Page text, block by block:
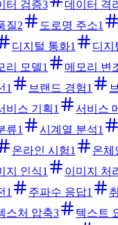
터 검증3 데이터 격
질2 도로명 주소1
디지털 통화1 디지
리 모델1 메모리 변
1 브랜드 경험1
비스 기획1 서비스
류1 시계열 분석1
온라인 시험1 온체
지 인식1 이미지 처
1 주파수 응답1
스처 압축3 텍스트